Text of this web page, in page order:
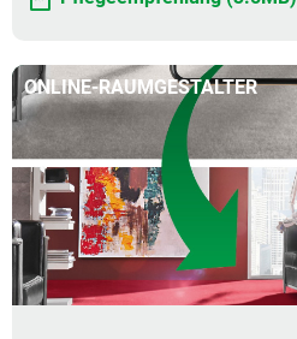
ONLINE-RAUMGESTALTER